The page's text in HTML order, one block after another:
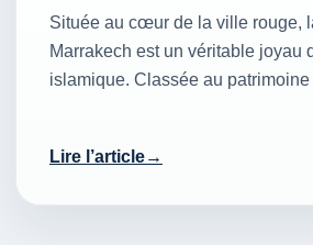
Située au cœur de la ville rouge,
Marrakech est un véritable joyau
islamique. Classée au
Lire l’article